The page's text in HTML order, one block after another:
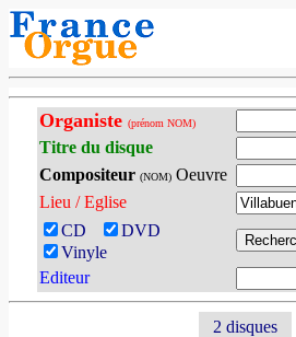
Organiste (prénom NOM)
Titre du disque
Compositeur (NOM)Oeuvre
Lieu / Eglise
CD
DVD
Vinyle
Editeur
2 disques